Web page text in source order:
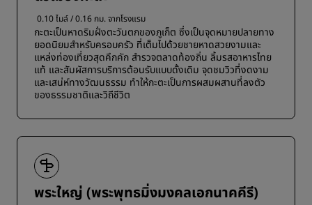
0.10 ไมล์ / 0.16 กม. จากโรงแรม
กะตะเป็นหาดริมฝั่งตะวันตกของภูเก็ต ซึ่งเป็นจุดหมายปลายทาง
ยอดนิยมสำหรับครอบครัว ที่เต็มไปด้วยชายหาดสวยงามและ
แหล่งท่องเที่ยวสุดคึกคัก สำรวจตลาดท้องถิ่น ลิ้มรสอาหารไทย
แท้ และสัมผัสการบริการต้อนรับแบบดั้งเดิม จุดชมวิวที่งดงาม
และเสน่ห์ทางวัฒนธรรม ทำให้กะตะเป็นการผสมผสานที่ลงตัว
ของธรรมชาติและวิถีชีวิต
พระใหญ่ (พระพุทธมิ่งมงคลเอกนาคคีรี)